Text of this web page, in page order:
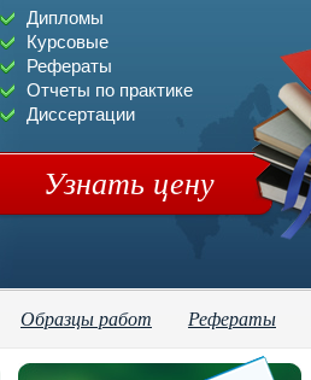
Дипломы
Курсовые
Рефераты
Отчеты по практике
Диссертации
Узнать цену
Образцы работ Рефераты